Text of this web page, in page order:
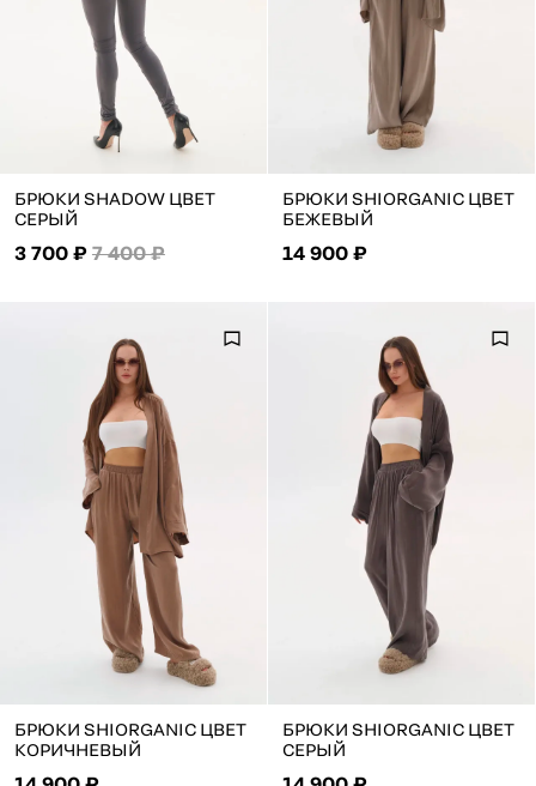
БРЮКИ SHADOW ЦВЕТ
СЕРЫЙ
3 700 ₽ 7 400 ₽
БРЮКИ SHIORGANIC ЦВЕТ
БЕЖЕВЫЙ
14 900 ₽
БРЮКИ SHIORGANIC ЦВЕТ
КОРИЧНЕВЫЙ
БРЮКИ SHIORGANIC ЦВЕТ
СЕРЫЙ